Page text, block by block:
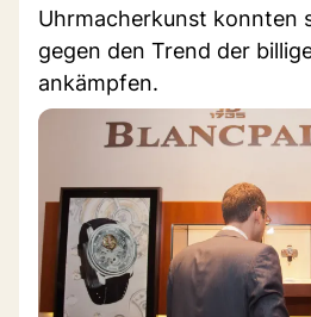
Uhrmacherkunst konnten
gegen den Trend der
ankämpfen.